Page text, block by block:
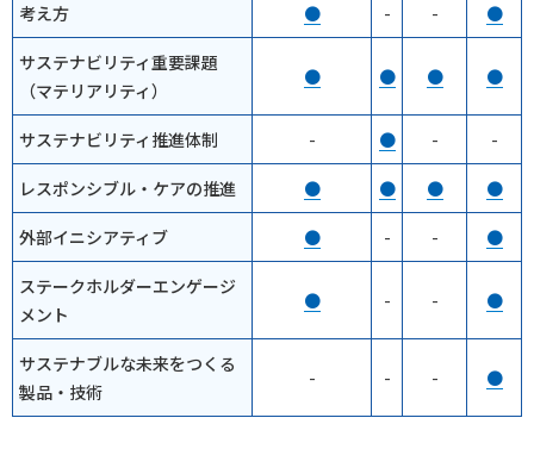
考え方 ● - - ●
サステナビリティ重要課題
（マテリアリティ）
● ● ● ●
サステナビリティ推進体制 - ● - -
レスポンシブル・ケアの推進 ● ● ● ●
外部イニシアティブ ● - - ●
ステークホルダーエンゲージ
メント
● - - ●
サステナブルな未来をつくる
製品・技術
- - - ●